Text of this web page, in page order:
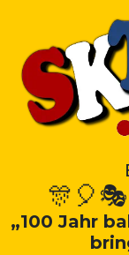
„100 Jahr